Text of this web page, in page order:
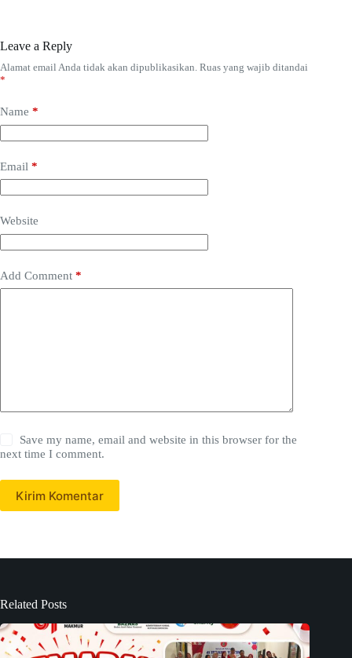
Leave a Reply
Alamat email Anda tidak akan dipublikasikan. Ruas yang wajib ditandai
*
Name *
Email *
Website
Add Comment *
Save my name, email and website in this browser for the
next time I comment.
Kirim Komentar
Related Posts